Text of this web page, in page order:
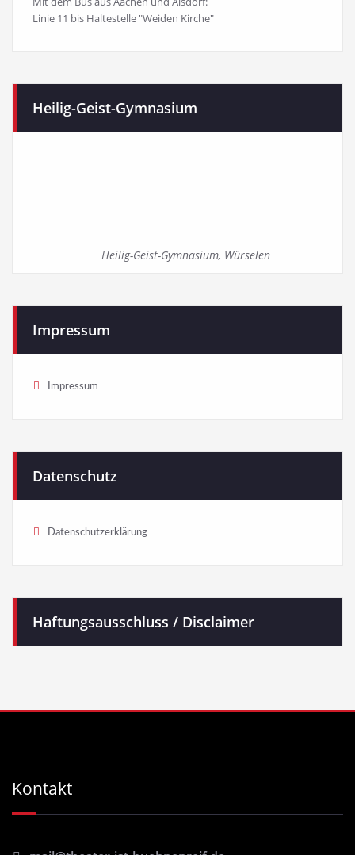
Linie 11 bis Haltestelle "Weiden Kirche"
Heilig-Geist-Gymnasium
Heilig-Geist-Gymnasium, Würselen
Impressum
Impressum
Datenschutz
Datenschutzerklärung
Haftungsausschluss / Disclaimer
Kontakt